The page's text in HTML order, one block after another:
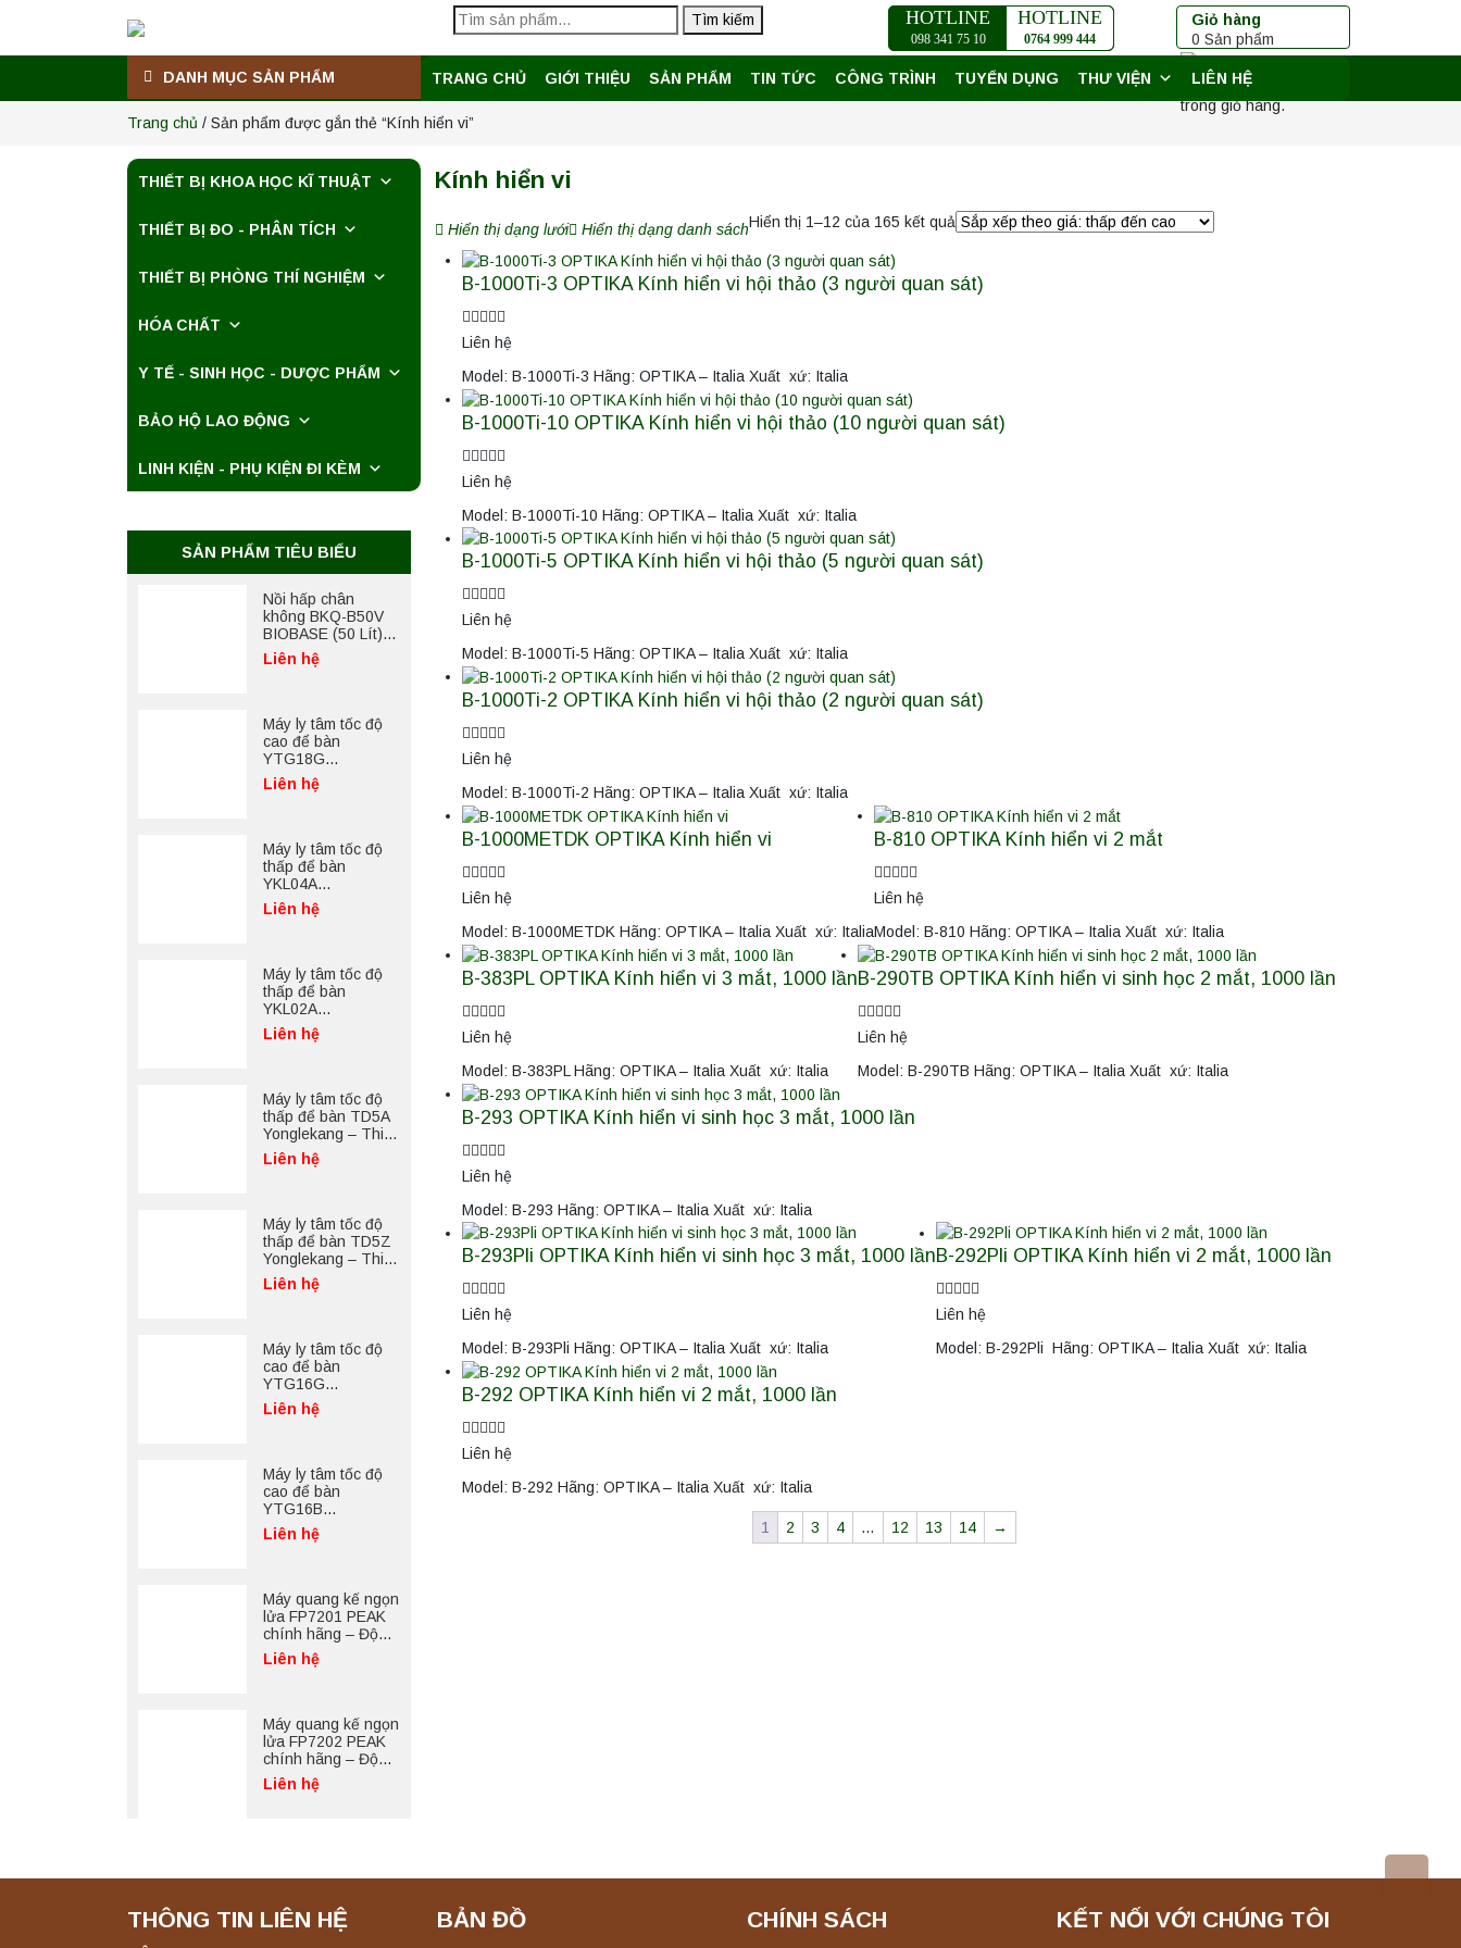
Giỏ hàng
0 Sản phẩm
Chưa có sản phẩm
trong giỏ hàng.
Tìm kiếm HOTLINE
098 341 75 10
HOTLINE
0764 999 444
DANH MỤC SẢN PHẨM
THIẾT BỊ KHOA HỌC KĨ THUẬT
THIẾT BỊ ĐO - PHÂN TÍCH
THIẾT BỊ PHÒNG THÍ NGHIỆM
HÓA CHẤT
Y TẾ - SINH HỌC - DƯỢC PHẨM
BẢO HỘ LAO ĐỘNG
LINH KIỆN - PHỤ KIỆN ĐI KÈM
TRANG CHỦ GIỚI THIỆU SẢN PHẨM TIN TỨC CÔNG TRÌNH TUYỂN DỤNG THƯ VIỆN LIÊN HỆ
Trang chủ / Sản phẩm được gắn thẻ “Kính hiển vi”
Kính hiển vi
Hiển thị dạng lưới Hiển thị dạng danh sáchHiển thị 1–12 của 165 kết quả
B-1000Ti-3 OPTIKA Kính hiển vi hội thảo (3 người quan sát)
Liên hệ
Model: B-1000Ti-3 Hãng: OPTIKA – Italia Xuất xứ: Italia
B-1000Ti-10 OPTIKA Kính hiển vi hội thảo (10 người quan sát)
Liên hệ
Model: B-1000Ti-10 Hãng: OPTIKA – Italia Xuất xứ: Italia
B-1000Ti-5 OPTIKA Kính hiển vi hội thảo (5 người quan sát)
Liên hệ
Model: B-1000Ti-5 Hãng: OPTIKA – Italia Xuất xứ: Italia
B-1000Ti-2 OPTIKA Kính hiển vi hội thảo (2 người quan sát)
Liên hệ
Model: B-1000Ti-2 Hãng: OPTIKA – Italia Xuất xứ: Italia
B-1000METDK OPTIKA Kính hiển vi
Liên hệ
Model: B-1000METDK Hãng: OPTIKA – Italia Xuất xứ: Italia
B-810 OPTIKA Kính hiển vi 2 mắt
Liên hệ
Model: B-810 Hãng: OPTIKA – Italia Xuất xứ: Italia
B-383PL OPTIKA Kính hiển vi 3 mắt, 1000 lần
Liên hệ
Model: B-383PL Hãng: OPTIKA – Italia Xuất xứ: Italia
B-290TB OPTIKA Kính hiển vi sinh học 2 mắt, 1000 lần
Liên hệ
Model: B-290TB Hãng: OPTIKA – Italia Xuất xứ: Italia
B-293 OPTIKA Kính hiển vi sinh học 3 mắt, 1000 lần
Liên hệ
Model: B-293 Hãng: OPTIKA – Italia Xuất xứ: Italia
B-293Pli OPTIKA Kính hiển vi sinh học 3 mắt, 1000 lần
Liên hệ
Model: B-293Pli Hãng: OPTIKA – Italia Xuất xứ: Italia
B-292Pli OPTIKA Kính hiển vi 2 mắt, 1000 lần
Liên hệ
Model: B-292Pli Hãng: OPTIKA – Italia Xuất xứ: Italia
B-292 OPTIKA Kính hiển vi 2 mắt, 1000 lần
Liên hệ
Model: B-292 Hãng: OPTIKA – Italia Xuất xứ: Italia
1 2 3 4 … 12 13 14 →
SẢN PHẨM TIÊU BIỂU
Nồi hấp chân
không BKQ-B50V
BIOBASE (50 Lít) –
Giải pháp tiệt trùng
hiệu quả
Liên hệ
Máy ly tâm tốc độ
cao để bàn
YTG18G
Yonglekang – Thiết
bị ly tâm phòng thí
Liên hệ
Máy ly tâm tốc độ
thấp để bàn
YKL04A
Yonglekang – Máy
ly tâm phòng thí
Liên hệ
Máy ly tâm tốc độ
thấp để bàn
YKL02A
Yonglekang – Máy
ly tâm phòng thí
Liên hệ
Máy ly tâm tốc độ
thấp để bàn TD5A
Yonglekang – Thiết
bị ly tâm phòng thí
nghiệm
Liên hệ
Máy ly tâm tốc độ
thấp để bàn TD5Z
Yonglekang – Thiết
bị ly tâm phòng thí
nghiệm
Liên hệ
Máy ly tâm tốc độ
cao để bàn
YTG16G
Yonglekang – Thiết
bị ly tâm phòng thí
Liên hệ
Máy ly tâm tốc độ
cao để bàn
YTG16B
Yonglekang – Thiết
bị ly tâm phòng thí
Liên hệ
Máy quang kế ngọn
lửa FP7201 PEAK
chính hãng – Độ
chính xác cao, vận
hành ổn định
Liên hệ
Máy quang kế ngọn
lửa FP7202 PEAK
chính hãng – Độ
chính xác cao, vận
hành ổn định
Liên hệ
THÔNG TIN LIÊN HỆ BẢN ĐỒ CHÍNH SÁCH KẾT NỐI VỚI CHÚNG TÔI